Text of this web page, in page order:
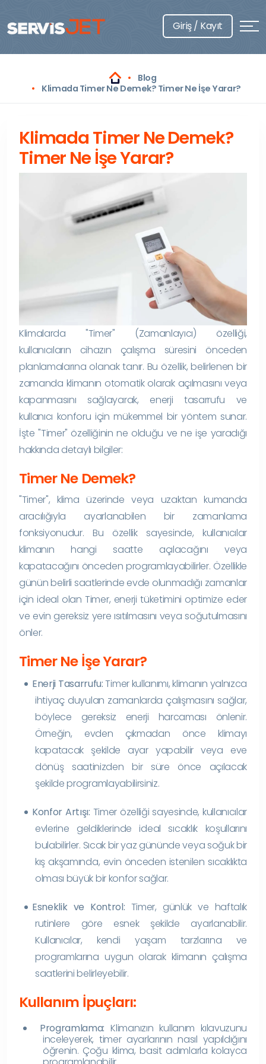
Giriş / Kayıt
Blog
Klimada Timer Ne Demek? Timer Ne İşe Yarar?
Klimada Timer Ne Demek?
Timer Ne İşe Yarar?
Klimalarda "Timer" (Zamanlayıcı) özelliği,
kullanıcıların cihazın çalışma süresini önceden
planlamalarına olanak tanır. Bu özellik, belirlenen bir
zamanda klimanın otomatik olarak açılmasını veya
kapanmasını sağlayarak, enerji tasarrufu ve
kullanıcı konforu için mükemmel bir yöntem sunar.
İşte "Timer" özelliğinin ne olduğu ve ne işe yaradığı
hakkında detaylı bilgiler:
Timer Ne Demek?
"Timer", klima üzerinde veya uzaktan kumanda
aracılığıyla ayarlanabilen bir zamanlama
fonksiyonudur. Bu özellik sayesinde, kullanıcılar
klimanın hangi saatte açılacağını veya
kapatacağını önceden programlayabilirler. Özellikle
günün belirli saatlerinde evde olunmadığı zamanlar
için ideal olan Timer, enerji tüketimini optimize eder
ve evin gereksiz yere ısıtılmasını veya soğutulmasını
önler.
Timer Ne İşe Yarar?
Enerji Tasarrufu:Timer kullanımı, klimanın yalnızca
ihtiyaç duyulan zamanlarda çalışmasını sağlar,
böylece gereksiz enerji harcaması önlenir.
Örneğin, evden çıkmadan önce klimayı
kapatacak şekilde ayar yapabilir veya eve
dönüş saatinizden bir süre önce açılacak
şekilde programlayabilirsiniz.
Konfor Artışı: Timer özelliği sayesinde, kullanıcılar
evlerine geldiklerinde ideal sıcaklık koşullarını
bulabilirler. Sıcak bir yaz gününde veya soğuk bir
kış akşamında, evin önceden istenilen sıcaklıkta
olması büyük bir konfor sağlar.
Esneklik ve Kontrol: Timer, günlük ve haftalık
rutinlere göre esnek şekilde ayarlanabilir.
Kullanıcılar, kendi yaşam tarzlarına ve
programlarına uygun olarak klimanın çalışma
saatlerini belirleyebilir.
Kullanım İpuçları:
Programlama: Klimanızın kullanım kılavuzunu
inceleyerek, timer ayarlarının nasıl yapıldığını
öğrenin. Çoğu klima, basit adımlarla kolayca